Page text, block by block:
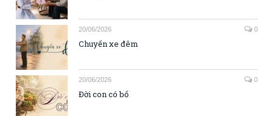
20/06/2026 0
Chuyến xe đêm
20/06/2026 0
Đời con có bố